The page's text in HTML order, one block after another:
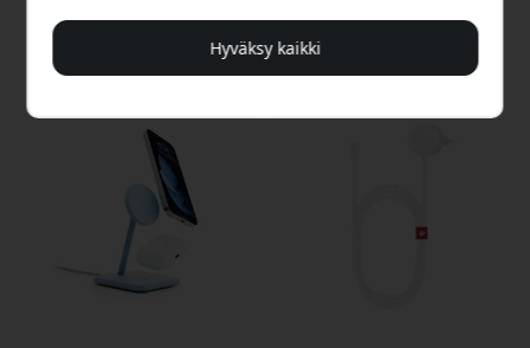
Varastossa
Varastossa
Hyväksy kaikki